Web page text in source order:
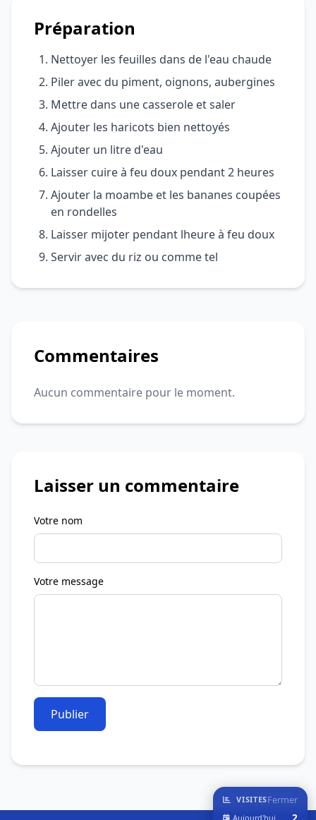
Préparation
Nettoyer les feuilles dans de l'eau chaude
Piler avec du piment, oignons, aubergines
Mettre dans une casserole et saler
Ajouter les haricots bien nettoyés
Ajouter un litre d'eau
Laisser cuire à feu doux pendant 2 heures
Ajouter la moambe et les bananes coupées
en rondelles
Laisser mijoter pendant lheure à feu doux
Servir avec du riz ou comme tel
Commentaires
Aucun commentaire pour le moment.
Laisser un commentaire
Votre nom
Votre message
Publier
VISITESFermer
Aujourd'hui